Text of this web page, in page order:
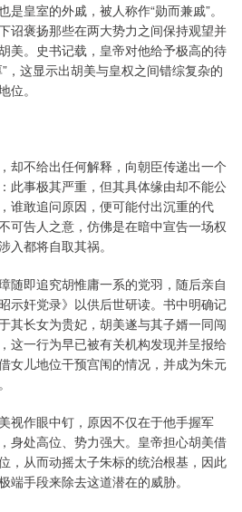
皇室的外戚，被人称作“勋而兼戚”。
诏褒扬那些在两大势力之间保持观望并
美。史书记载，皇帝对他给予极高的待
，这显示出胡美与皇权之间错综复杂的
位。
却不给出任何解释，向朝臣传递出一个
此事极其严重，但其具体缘由却不能公
谁敢追问原因，便可能付出沉重的代
可告人之意，仿佛是在暗中宣告一场权
入都将自取其祸。
随即追究胡惟庸一系的党羽，随后亲自
示奸党录》以供后世研读。书中明确记
其长女为贵妃，胡美遂与其子婿一同闯
这一行为早已被有关机构发现并呈报给
女儿地位干预宫闱的情况，并成为朱元
视作眼中钉，原因不仅在于他手握军
身处高位、势力强大。皇帝担心胡美借
，从而动摇太子朱标的统治根基，因此
端手段来除去这道潜在的威胁。